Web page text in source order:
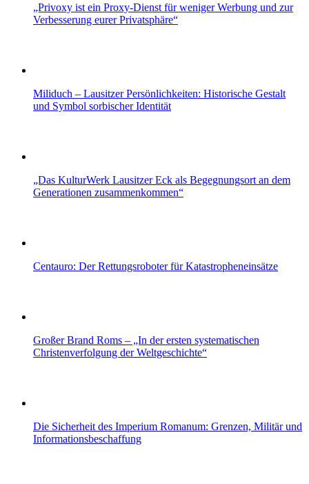
„Privoxy ist ein Proxy-Dienst für weniger Werbung und zur
Verbesserung eurer Privatsphäre“
Miliduch – Lausitzer Persönlichkeiten: Historische Gestalt
und Symbol sorbischer Identität
„Das KulturWerk Lausitzer Eck als Begegnungsort an dem
Generationen zusammenkommen“
Centauro: Der Rettungsroboter für Katastropheneinsätze
Großer Brand Roms – „In der ersten systematischen
Christenverfolgung der Weltgeschichte“
Die Sicherheit des Imperium Romanum: Grenzen, Militär und
Informationsbeschaffung